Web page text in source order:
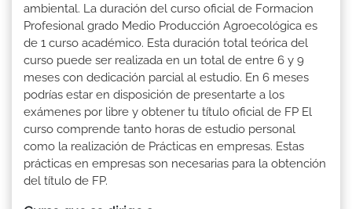
ambiental. La duración del curso oficial de Formacion
Profesional grado Medio Producción Agroecológica es
de 1 curso académico. Esta duración total teórica del
curso puede ser realizada en un total de entre 6 y 9
meses con dedicación parcial al estudio. En 6 meses
podrías estar en disposición de presentarte a los
exámenes por libre y obtener tu título oficial de FP El
curso comprende tanto horas de estudio personal
como la realización de Prácticas en empresas. Estas
prácticas en empresas son necesarias para la obtención
del título de FP.